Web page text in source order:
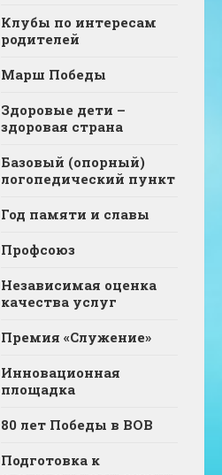
Клубы по интересам
родителей
Марш Победы
Здоровые дети –
здоровая страна
Базовый (опорный)
логопедический пункт
Год памяти и славы
Профсоюз
Независимая оценка
качества услуг
Премия «Служение»
Инновационная
площадка
80 лет Победы в ВОВ
Подготовка к